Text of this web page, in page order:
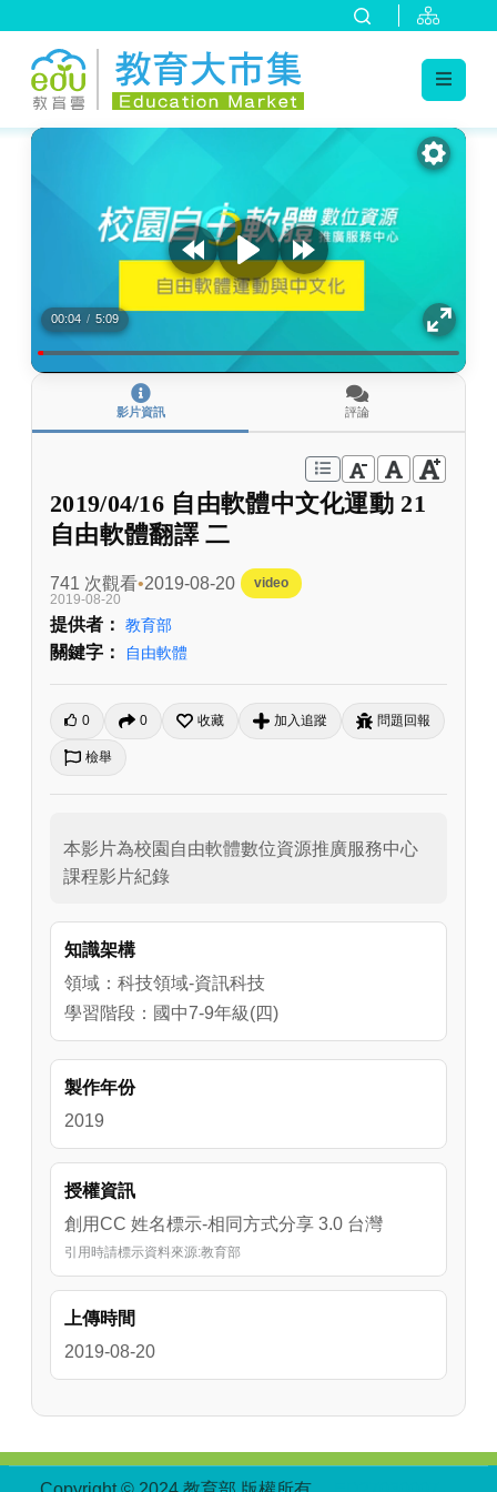
:::
00:04 / 5:09
影片資訊 評論
2019/04/16 自由軟體中文化運動 21
自由軟體翻譯 二
741 次觀看 2019-08-20
video
2019-08-20
提供者： 教育部
關鍵字： 自由軟體
0 0 收藏 加入追蹤 問題回報
檢舉
本影片為校園自由軟體數位資源推廣服務中心
課程影片紀錄
知識架構
領域：科技領域-資訊科技
學習階段：國中7-9年級(四)
製作年份
2019
授權資訊
創用CC 姓名標示-相同方式分享 3.0 台灣
引用時請標示資料來源:教育部
上傳時間
2019-08-20